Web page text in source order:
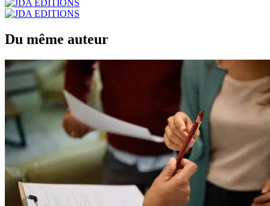
Du même auteur